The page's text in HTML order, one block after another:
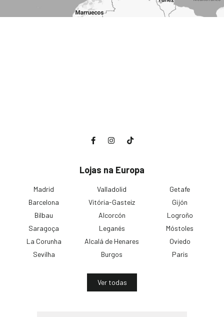
Lojas na Europa
Madrid
Barcelona
Bilbau
Saragoça
La Corunha
Sevilha
Valladolid
Vitória-Gasteiz
Alcorcón
Leganés
Alcalá de Henares
Burgos
Getafe
Gijón
Logroño
Móstoles
Oviedo
Paris
Ver todas